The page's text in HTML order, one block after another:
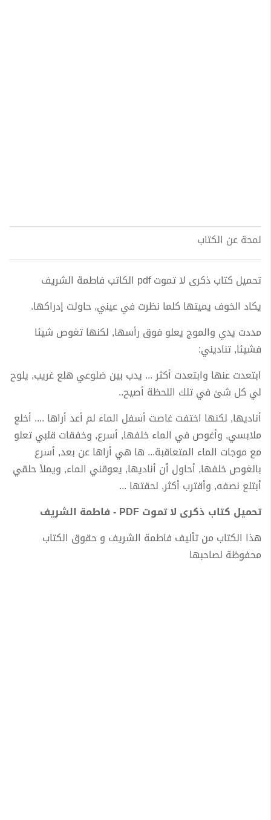
لمحة عن الكتاب
تحميل كتاب ذكرى لا تموت pdf الكاتب فاطمة الشريف
يكاد الخوف يميتها كلما نظرت في عيني, حاولت إدراكها.
مددت يدي والموج يعلو فوق رأسها, لكنها تغوص شيئا
فشيئا, تناديني:
ابتعدت عنها وابتعدت أكثر ... يدب بين ضلوعي هلع غريب, يلوح
لي كل شئ في تلك اللحظة أصيح..
أناديها, لكنها اختفت غاصت أسفل الماء لم أعد أراها .... أخلع
ملابسي, وأغوص في الماء خلفها, أسرع, وخفقات قلبي تعلو
مع موجات الماء المتعاقبة... ها هي أراها عن بعد, أسرع
بالغوص خلفها, أحاول أن أناديها, يعوقني الماء, ويملأ حلقي
أبتلع نصفه, وأقترب أكثر, لحقتها ...
تحميل كتاب ذكرى لا تموت PDF - فاطمة الشريف
هذا الكتاب من تأليف فاطمة الشريف و حقوق الكتاب
محفوظة لصاحبها